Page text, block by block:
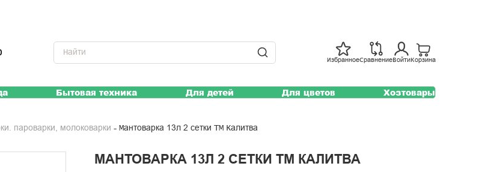
ИзбранноеСравнение Войти Корзина
Бытовая техника Для детей Для цветов Хозтовары
пароварки, молоковарки Мантоварка 13л 2 сетки ТМ Калитва
МАНТОВАРКА 13Л 2 СЕТКИ ТМ КАЛИТВА